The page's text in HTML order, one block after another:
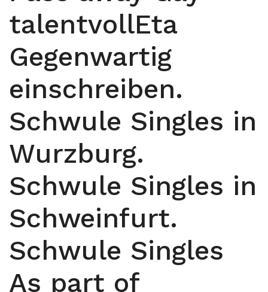
talentvollEta
Gegenwartig
einschreiben.
Schwule Singles in
Wurzburg.
Schwule Singles in
Schweinfurt.
Schwule Singles
As part of